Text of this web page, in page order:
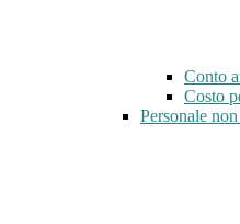
Conto
Costo
Personale